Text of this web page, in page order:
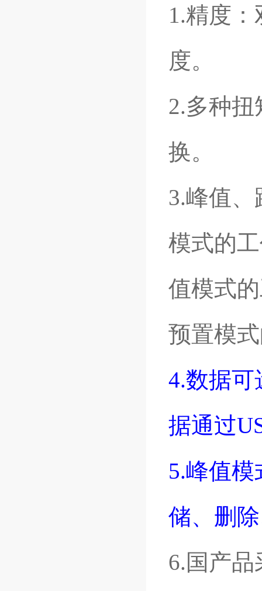
1.精度
度。
2.多种
换。
3.峰值
模式的
值模式
预置模
4.数据
据通过
5.峰值
储、删
6.国产